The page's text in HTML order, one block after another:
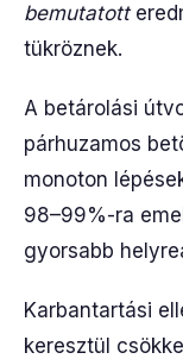
bemutatott
tükröznek.
A betárolási
párhuzamos
monoton
98–99%-ra
gyorsabb
Karbantartási
keresztül